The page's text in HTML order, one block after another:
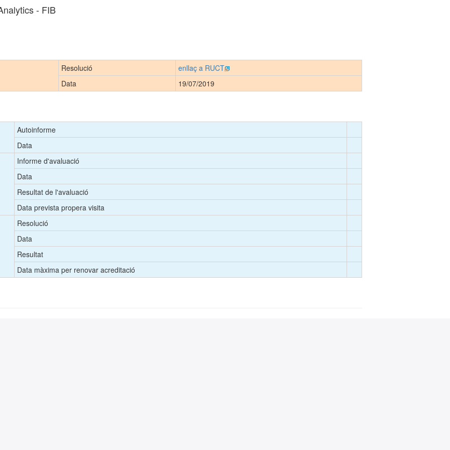
- FIB
Resolució
enllaç a RUCT
Data
19/07/2019
Autoinforme
Data
Informe d'avaluació
Data
Resultat de l'avaluació
Data prevista propera visita
Resolució
Data
Resultat
Data màxima per renovar acreditació